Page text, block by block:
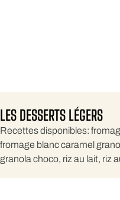
LES DESSERTS LÉGERS
Recettes disponibles:
fromage blanc caramel
granola choco, riz au lait, riz